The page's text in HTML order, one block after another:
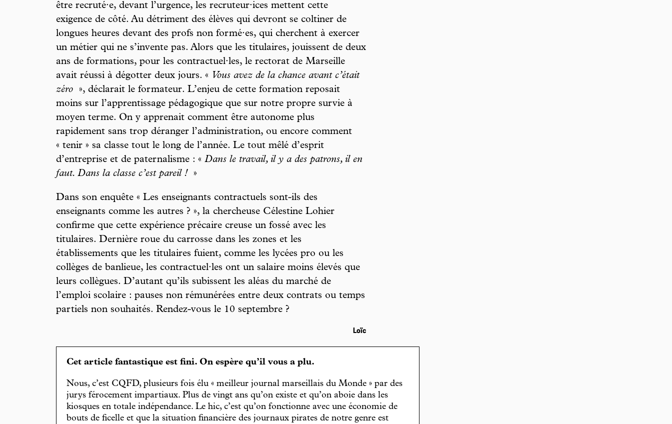
être recruté·e, devant l’urgence, les recruteur·ices mettent cette
exigence de côté. Au détriment des élèves qui devront se coltiner de
longues heures devant des profs non formé·es, qui cherchent à exercer
un métier qui ne s’invente pas. Alors que les titulaires, jouissent de deux
ans de formations, pour les contractuel·les, le rectorat de Marseille
avait réussi à dégotter deux jours. « Vous avez de la chance avant c’était
zéro », déclarait le formateur. L’enjeu de cette formation reposait
moins sur l’apprentissage pédagogique que sur notre propre survie à
moyen terme. On y apprenait comment être autonome plus
rapidement sans trop déranger l’administration, ou encore comment
« tenir » sa classe tout le long de l’année. Le tout mêlé d’esprit
d’entreprise et de paternalisme : « Dans le travail, il y a des patrons, il en
faut. Dans la classe c’est pareil ! »
Dans son enquête « Les enseignants contractuels sont-ils des
enseignants comme les autres ? », la chercheuse Célestine Lohier
confirme que cette expérience précaire creuse un fossé avec les
titulaires. Dernière roue du carrosse dans les zones et les
établissements que les titulaires fuient, comme les lycées pro ou les
collèges de banlieue, les contractuel·les ont un salaire moins élevés que
leurs collègues. D’autant qu’ils subissent les aléas du marché de
l’emploi scolaire : pauses non rémunérées entre deux contrats ou temps
partiels non souhaités. Rendez-vous le 10 septembre ?
Loïc
Cet article fantastique est fini. On espère qu’il vous a plu.
Nous, c’est CQFD, plusieurs fois élu « meilleur journal marseillais du Monde » par des
jurys férocement impartiaux. Plus de vingt ans qu’on existe et qu’on aboie dans les
kiosques en totale indépendance. Le hic, c’est qu’on fonctionne avec une économie de
bouts de ficelle et que la situation financière des journaux pirates de notre genre est